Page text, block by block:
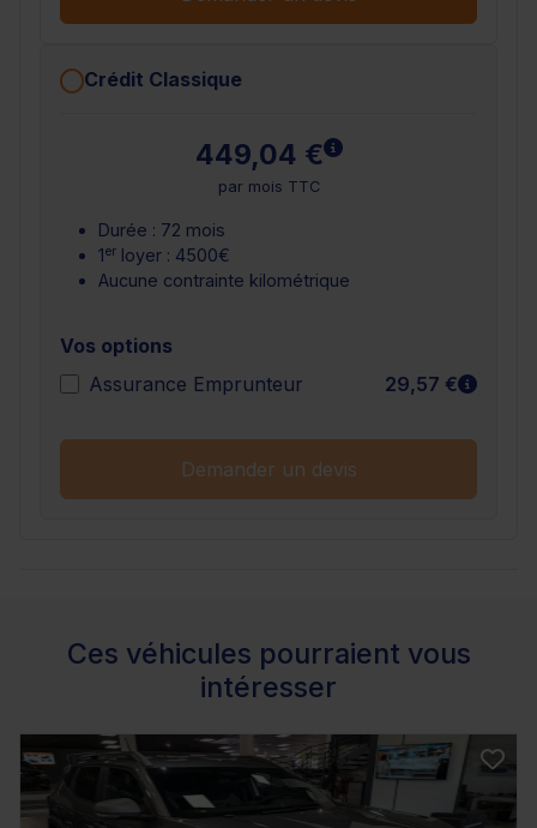
Crédit Classique
449,04 € En savoir plus
par mois TTC
Durée : 72 mois
1er loyer : 4500€
Aucune contrainte kilométrique
Vos options
Assurance Emprunteur
29,57 € En
Demander un devis
Ces véhicules pourraient vous
intéresser